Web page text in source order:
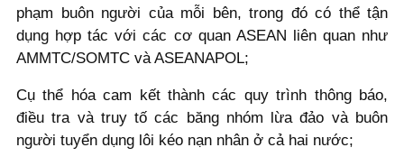
phạm buôn người của mỗi bên, trong đó có thể tận
dụng hợp tác với các cơ quan ASEAN liên quan như
AMMTC/SOMTC và ASEANAPOL;
Cụ thể hóa cam kết thành các quy trình thông báo,
điều tra và truy tố các băng nhóm lừa đảo và buôn
người tuyển dụng lôi kéo nạn nhân ở cả hai nước;